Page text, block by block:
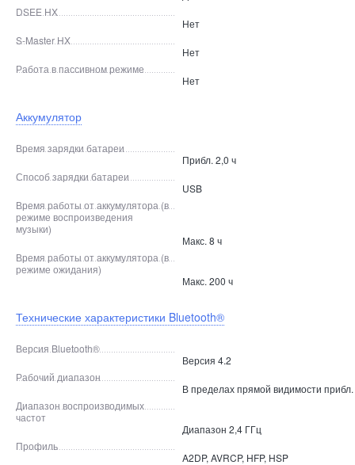
DSEE HX
Нет
S-Master HX
Нет
Работа в пассивном режиме
Нет
Аккумулятор
Время зарядки батареи
Прибл. 2,0 ч
Способ зарядки батареи
USB
Время работы от аккумулятора (в
режиме воспроизведения
музыки)
Макс. 8 ч
Время работы от аккумулятора (в
режиме ожидания)
Макс. 200 ч
Технические характеристики Bluetooth®
Версия Bluetooth®
Версия 4.2
Рабочий диапазон
В пределах прямой видимости
Диапазон воспроизводимых
частот
Диапазон 2,4 ГГц
Профиль
A2DP, AVRCP, HFP, HSP